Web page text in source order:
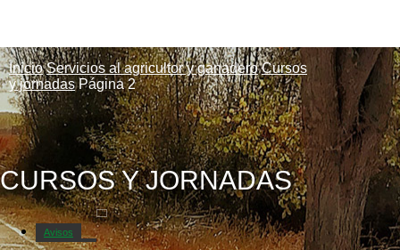
Inicio Servicios al agricultor y ganadero Cursos
y jornadas Página 2
CURSOS Y JORNADAS
Avisos